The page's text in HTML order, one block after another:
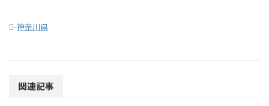
-神奈川県
関連記事